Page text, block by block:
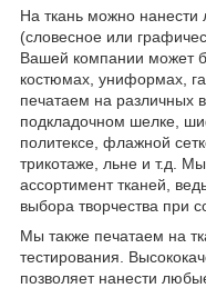
На ткань можно
(словесное или
Вашей компании может
костюмах, униформах,
печатаем на различных
подкладочном шелке,
политексе, флажной
трикотаже, льне и т.д.
ассортимент тканей,
выбора творчества при
Мы также печатаем на
тестирования.
позволяет нанести